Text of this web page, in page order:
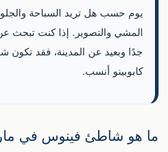
يوم حسب هل تريد السباحة
المشي والتصوير. إذا كنت تبحث
جدًا وبعيد عن المدينة، فقد تكون
كابوبينو أنسب.
ما هو شاطئ فينوس في